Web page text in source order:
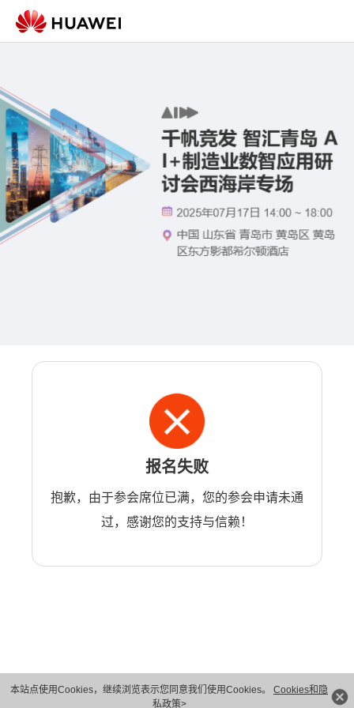
本站点使用Cookies，继续浏览表示您同意我们使用Cookies。 Cookies和隐
私政策>
报名失败
抱歉，由于参会席位已满，您的参会申请未通
过，感谢您的支持与信赖！
版权所有 © 华为技术有限公司 1998-2026。 保留一切权利。粤A2-20044005号